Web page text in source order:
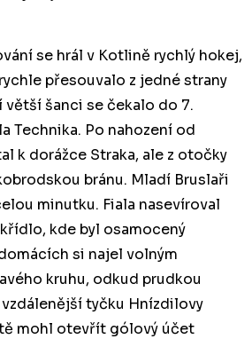
se hrál v Kotlině rychlý hokej,
přesouvalo z jedné strany
větší šanci se čekalo do 7.
Technika. Po nahození od
k dorážce Straka, ale z otočky
bránu. Mladí Bruslaři
minutku. Fiala nasevíroval
kde byl osamocený
si najel volným
kruhu, odkud prudkou
tyčku Hnízdilovy
mohl otevřít gólový účet